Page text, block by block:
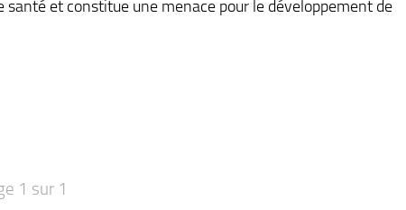
et constitue une menace pour le développement de
1 sur 1